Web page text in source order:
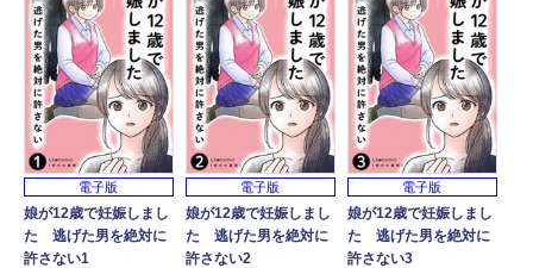
電子版
娘が12歳で妊娠しまし
た 逃げた男を絶対に
許さない1
電子版
娘が12歳で妊娠しまし
た 逃げた男を絶対に
許さない2
電子版
娘が12歳で妊娠しまし
た 逃げた男を絶対に
許さない3